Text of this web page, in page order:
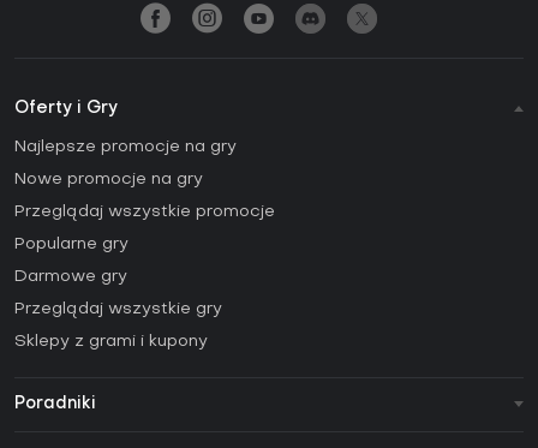
Oferty i Gry
Najlepsze promocje na gry
Nowe promocje na gry
Przeglądaj wszystkie promocje
Popularne gry
Darmowe gry
Przeglądaj wszystkie gry
Sklepy z grami i kupony
Poradniki